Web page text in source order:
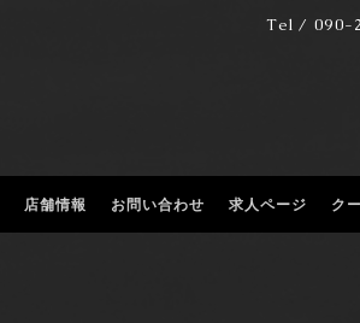
Tel / 090-
店舗情報 お問い合わせ 求人ページ ク